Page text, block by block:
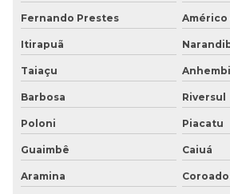
Fernando Prestes Américo
Itirapuã
Taiaçu Anhembi
Barbosa Riversul
Poloni Piacatu
Guaimbê Caiuá
Aramina